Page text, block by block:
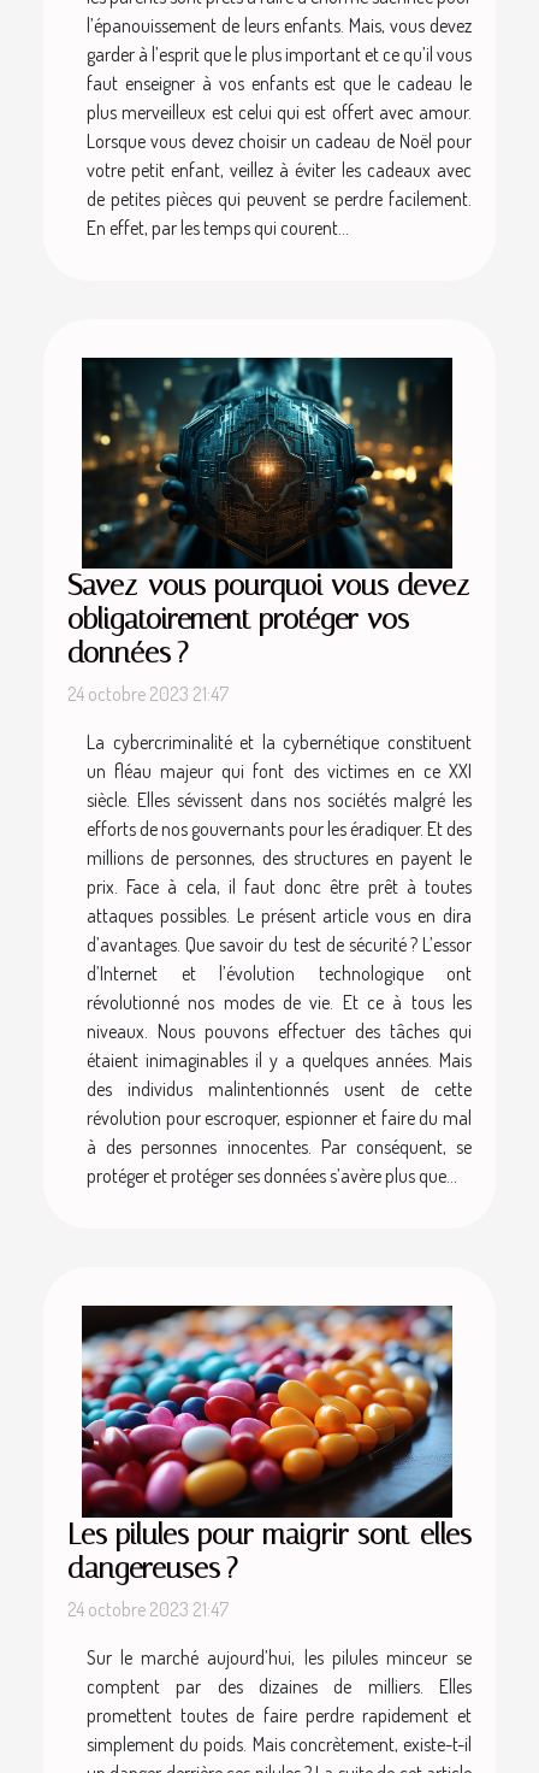
l’épanouissement de leurs enfants. Mais, vous devez
garder à l’esprit que le plus important et ce qu’il vous
faut enseigner à vos enfants est que le cadeau le
plus merveilleux est celui qui est offert avec amour.
Lorsque vous devez choisir un cadeau de Noël pour
votre petit enfant, veillez à éviter les cadeaux avec
de petites pièces qui peuvent se perdre facilement.
En effet, par les temps qui courent...
Savez-vous pourquoi vous devez
obligatoirement protéger vos
données ?
24 octobre 2023 21:47
La cybercriminalité et la cybernétique constituent
un fléau majeur qui font des victimes en ce XXI
siècle. Elles sévissent dans nos sociétés malgré les
efforts de nos gouvernants pour les éradiquer. Et des
millions de personnes, des structures en payent le
prix. Face à cela, il faut donc être prêt à toutes
attaques possibles. Le présent article vous en dira
d’avantages. Que savoir du test de sécurité ? L’essor
d’Internet et l’évolution technologique ont
révolutionné nos modes de vie. Et ce à tous les
niveaux. Nous pouvons effectuer des tâches qui
étaient inimaginables il y a quelques années. Mais
des individus malintentionnés usent de cette
révolution pour escroquer, espionner et faire du mal
à des personnes innocentes. Par conséquent, se
protéger et protéger ses données s’avère plus que...
Les pilules pour maigrir sont-elles
dangereuses ?
24 octobre 2023 21:47
Sur le marché aujourd’hui, les pilules minceur se
comptent par des dizaines de milliers. Elles
promettent toutes de faire perdre rapidement et
simplement du poids. Mais concrètement, existe-t-il